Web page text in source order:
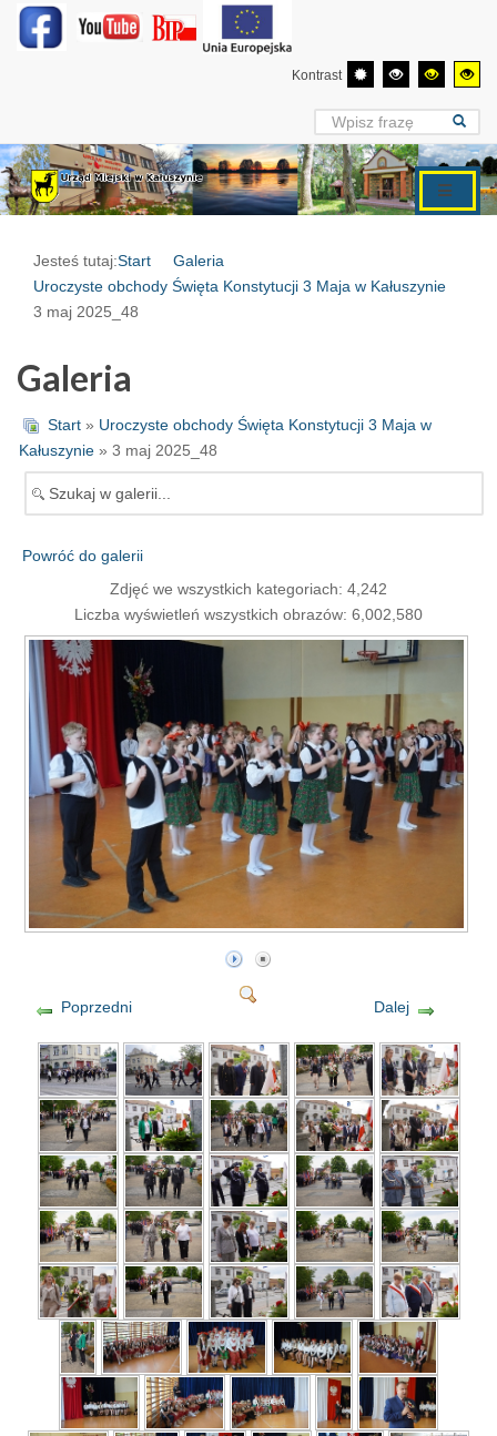
Kontrast
Jesteś tutaj:Start
Galeria
Uroczyste obchody Święta Konstytucji 3 Maja w Kałuszynie
3 maj 2025_48
Galeria
Start » Uroczyste obchody Święta Konstytucji 3 Maja w
Kałuszynie » 3 maj 2025_48
Powróć do galerii
Zdjęć we wszystkich kategoriach: 4,242
Liczba wyświetleń wszystkich obrazów: 6,002,580
Poprzedni Dalej